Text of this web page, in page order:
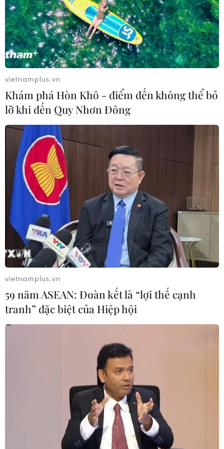
vietnamplus.vn
Khám phá Hòn Khô - điểm đến không thể bỏ
lỡ khi đến Quy Nhơn Đông
vietnamplus.vn
59 năm ASEAN: Đoàn kết là “lợi thế cạnh
tranh” đặc biệt của Hiệp hội